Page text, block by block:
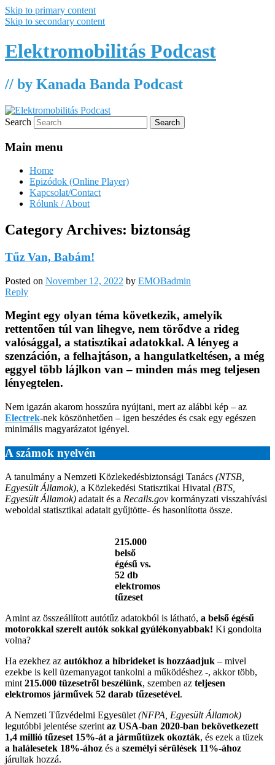
Skip to primary content
Skip to secondary content
Elektromobilitás Podcast
// by Kanada Banda Podcast
Search
Main menu
Home
Epizódok (Online Player)
Kapcsolat/Contact
Rólunk / About
Category Archives: biztonság
Tűz Van, Babám!
Posted on November 12, 2022 by EMOBadmin
Reply
Megint egy olyan téma következik, amelyik
rettentően túl van lihegve, nem törődve a rideg
valósággal, a statisztikai adatokkal. A lényeg a
szenzáción, a felhajtáson, a hangulatkeltésen, a még
eggyel több lájlkon van – minden más meg teljesen
lényegtelen.
Nem igazán akarom hosszúra nyújtani, mert az alábbi kép – az
Electrek-nek köszönhetően – igen beszédes és csak egy egészen
minimális magyarázatot igényel.
A számok nyelvén
A tanulmány a Nemzeti Közlekedésbiztonsági Tanács (NTSB,
Egyesült Államok), a Közlekedési Statisztikai Hivatal (BTS,
Egyesült Államok) adatait és a Recalls.gov kormányzati visszahívási
weboldal statisztikai adatait gyűjtötte- és hasonlította össze.
215.000
belső
égésű vs.
52 db
elektromos
tűzeset
Amint az összeállított autótűz adatokból is látható, a belső égésű
motorokkal szerelt autók sokkal gyúlékonyabbak! Ki gondolta
volna?
Ha ezekhez az autókhoz a hibrideket is hozzáadjuk – mivel
ezekbe is kell üzemanyagot tankolni a működéshez -, akkor több,
mint 215.000 tüzesetről beszélünk, szemben az teljesen
elektromos járművek 52 darab tűzesetével.
A Nemzeti Tűzvédelmi Egyesület (NFPA, Egyesült Államok)
legutóbbi jelentése szerint az USA-ban 2020-ban bekövetkezett
1,4 millió tűzeset 15%-át a járműtüzek okozták, és ezek a tüzek
a halálesetek 18%-ához és a személyi sérülések 11%-ához
járultak hozzá.